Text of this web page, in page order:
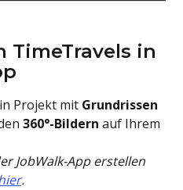
TimeTravels in
Projekt mit Grundrissen
360°-Bildern auf Ihrem
JobWalk-App erstellen
.